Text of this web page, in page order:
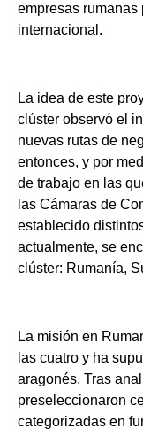
empresas rumanas
internacional.
La idea de este
clúster observó el
nuevas rutas de
entonces, y por
de trabajo en las
las Cámaras de
establecido
actualmente, se
clúster: Rumanía,
La misión en
las cuatro y ha
aragonés. Tras
preseleccionaron
categorizadas en